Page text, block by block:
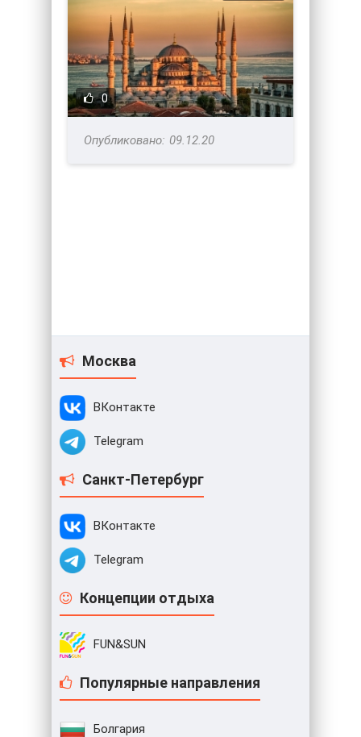
0
09.12.20
Москва
ВКонтакте
Telegram
Санкт-Петербург
ВКонтакте
Telegram
Концепции отдыха
FUN&SUN
Популярные направления
Болгария